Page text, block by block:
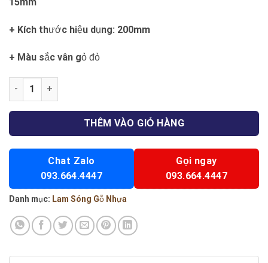
15mm
+ Kích thước hiệu dụng: 200mm
+ Màu sắc vân gỏ đỏ
Lam sóng F59 số lượng
THÊM VÀO GIỎ HÀNG
Chat Zalo
093.664.4447
Gọi ngay
093.664.4447
Danh mục: Lam Sóng Gỗ Nhựa